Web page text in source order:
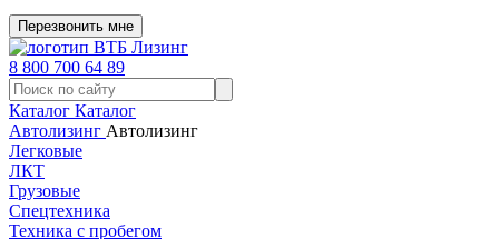
Перезвонить мне
8 800 700 64 89
Каталог Каталог
Автолизинг Автолизинг
Легковые
ЛКТ
Грузовые
Спецтехника
Техника с пробегом